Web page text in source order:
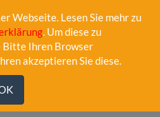
Webseite. Lesen Sie mehr zu
. Um diese zu
Bitte Ihren Browser
akzeptieren Sie diese.